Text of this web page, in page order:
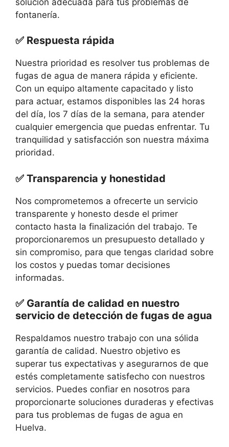
fontanería.
✅ Respuesta rápida
Nuestra prioridad es resolver tus problemas de
fugas de agua de manera rápida y eficiente.
Con un equipo altamente capacitado y listo
para actuar, estamos disponibles las 24 horas
del día, los 7 días de la semana, para atender
cualquier emergencia que puedas enfrentar. Tu
tranquilidad y satisfacción son nuestra máxima
prioridad.
✅ Transparencia y honestidad
Nos comprometemos a ofrecerte un servicio
transparente y honesto desde el primer
contacto hasta la finalización del trabajo. Te
proporcionaremos un presupuesto detallado y
sin compromiso, para que tengas claridad sobre
los costos y puedas tomar decisiones
informadas.
✅ Garantía de calidad en nuestro
servicio de detección de fugas de agua
Respaldamos nuestro trabajo con una sólida
garantía de calidad. Nuestro objetivo es
superar tus expectativas y asegurarnos de que
estés completamente satisfecho con nuestros
servicios. Puedes confiar en nosotros para
proporcionarte soluciones duraderas y efectivas
para tus problemas de fugas de agua en
Huelva.